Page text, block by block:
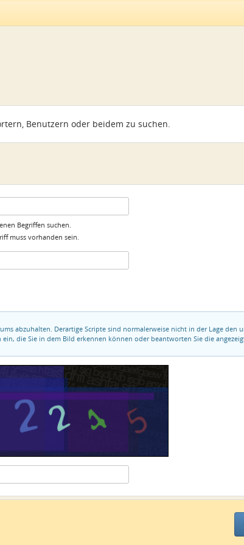
Benutzern oder beidem zu suchen.
Begriffen suchen.
muss vorhanden sein.
abzuhalten. Derartige Scripte sind normalerweise nicht in der Lage den
die Sie in dem Bild erkennen können oder beantworten Sie die